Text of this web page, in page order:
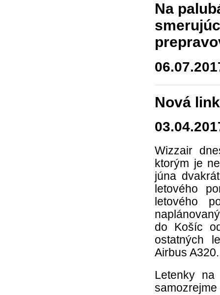
Na
Nová
Wizzair
ktorým je
júna
letového
letového
do Košíc
ostatných
Airbus A320.
Letenky